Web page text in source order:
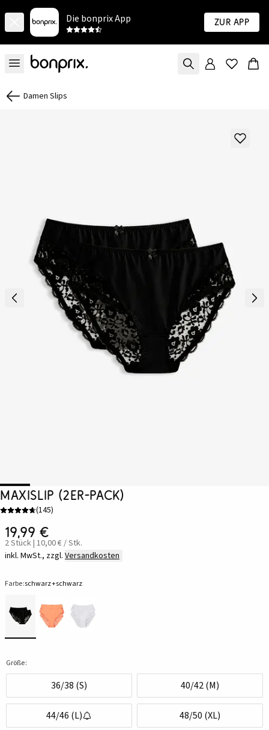
Die bonprix App Zur App
Damen Slips
Maxislip (2er-Pack)
(145)
19,99 €
2 Stück | 10,00 € / Stk.
inkl. MwSt., zzgl. Versandkosten
Farbe:schwarz+schwarz
Größe:
36/38 (S) 40/42 (M)
44/46 (L) 48/50 (XL)